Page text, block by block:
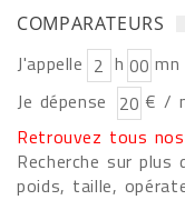
COMPARATEURS
J'appelle h
Je dépense
€ /
Retrouvez tous
Recherche sur
poids, taille,